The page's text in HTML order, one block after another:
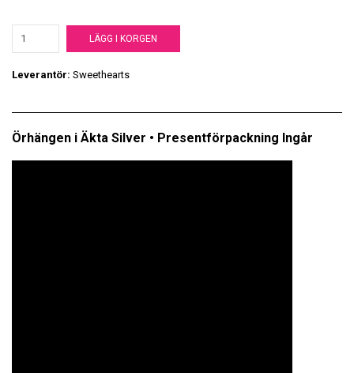
LÄGG I KORGEN
Leverantör: Sweethearts
Örhängen i Äkta Silver • Presentförpackning Ingår